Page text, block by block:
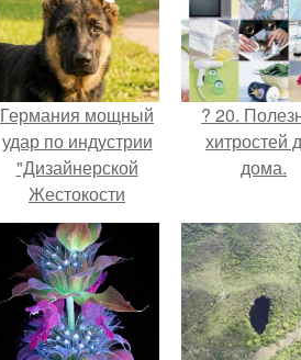
Германия мощный
удар по индустрии
"Дизайнерской
Жестокости
нанесла".
? 20.
хитростей
дома.